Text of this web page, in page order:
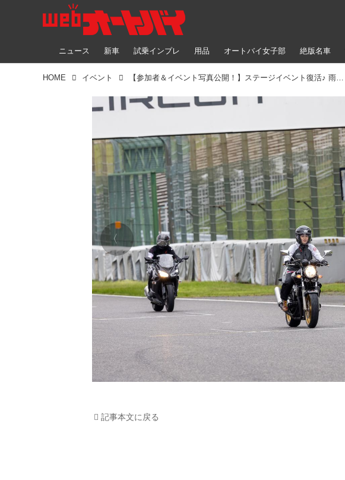
ニュース 新車 試乗インプレ 用品 オートバイ女子部 絶版名車
HOME イベント 【参加者＆イベント写真公開！】ステージイベント復活♪ 雨のアップガレージライダースBIKE!BIKE!BIKE2022（梅本まどか）
記事本文に戻る